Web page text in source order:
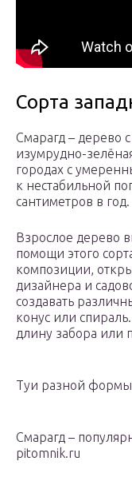
Сорта
Смарагд – дерево
изумрудно-
городах с
к нестабильной
сантиметров в год.
Взрослое дерево
помощи этого
композиции,
дизайнера и
создавать
конус или
длину забора или
Туи разной
Смарагд –
pitomnik.ru